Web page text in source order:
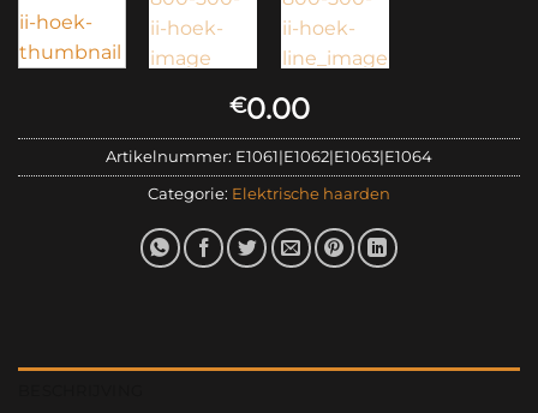
€0.00
Artikelnummer: E1061|E1062|E1063|E1064
Categorie: Elektrische haarden